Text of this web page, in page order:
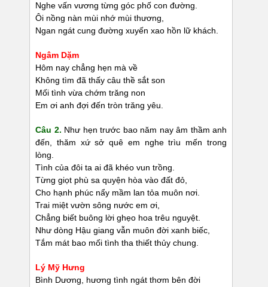
Nghe vấn vương từng góc phố con đường.
Ôi nồng nàn mùi nhớ mùi thương,
Ngan ngát cung đường xuyến xao hồn lữ khách.
Ngâm Dặm
Hôm nay chẳng hẹn mà về
Không tìm đã thấy câu thề sắt son
Mối tình vừa chớm trăng non
Em ơi anh đợi đến tròn trăng yêu.
Câu 2. Như hẹn trước bao năm nay âm thầm anh
đến, thăm xứ sở quê em nghe trìu mến trong
lòng.
Tình của đôi ta ai đã khéo vun trồng.
Từng giọt phù sa quyện hòa vào đất đỏ,
Cho hạnh phúc nẩy mầm lan tỏa muôn nơi.
Trai miệt vườn sông nước em ơi,
Chẳng biết buông lời ghẹo hoa trêu nguyệt.
Như dòng Hậu giang vẫn muôn đời xanh biếc,
Tắm mát bao mối tình tha thiết thủy chung.
Lý Mỹ Hưng
Bình Dương, hương tình ngát thơm bên đời